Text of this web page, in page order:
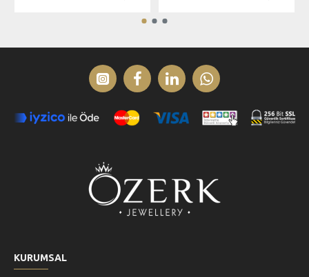
KURUMSAL